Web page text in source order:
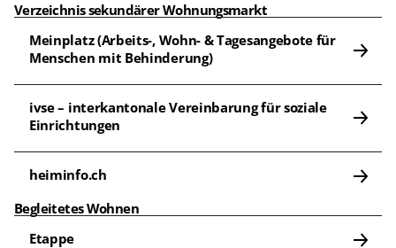
Verzeichnis sekundärer Wohnungsmarkt
Meinplatz (Arbeits-, Wohn- & Tagesangebote für
Menschen mit Behinderung)
ivse – interkantonale Vereinbarung für soziale
Einrichtungen
heiminfo.ch
Begleitetes Wohnen
Etappe